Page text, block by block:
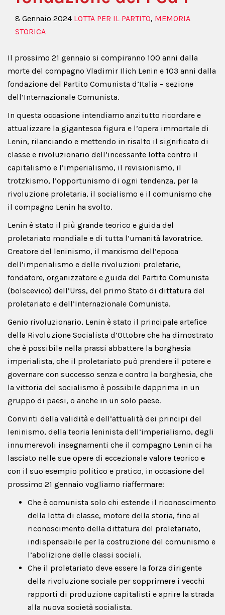
8 Gennaio 2024 LOTTA PER IL PARTITO, MEMORIA
STORICA
Il prossimo 21 gennaio si compiranno 100 anni dalla
morte del compagno Vladimir Ilich Lenin e 103 anni dalla
fondazione del Partito Comunista d’Italia – sezione
dell’Internazionale Comunista.
In questa occasione intendiamo anzitutto ricordare e
attualizzare la gigantesca figura e l’opera immortale di
Lenin, rilanciando e mettendo in risalto il significato di
classe e rivoluzionario dell’incessante lotta contro il
capitalismo e l’imperialismo, il revisionismo, il
trotzkismo, l’opportunismo di ogni tendenza, per la
rivoluzione proletaria, il socialismo e il comunismo che
il compagno Lenin ha svolto.
Lenin è stato il più grande teorico e guida del
proletariato mondiale e di tutta l’umanità lavoratrice.
Creatore del leninismo, il marxismo dell’epoca
dell’imperialismo e delle rivoluzioni proletarie,
fondatore, organizzatore e guida del Partito Comunista
(bolscevico) dell’Urss, del primo Stato di dittatura del
proletariato e dell’Internazionale Comunista.
Genio rivoluzionario, Lenin è stato il principale artefice
della Rivoluzione Socialista d’Ottobre che ha dimostrato
che è possibile nella prassi abbattere la borghesia
imperialista, che il proletariato può prendere il potere e
governare con successo senza e contro la borghesia, che
la vittoria del socialismo è possibile dapprima in un
gruppo di paesi, o anche in un solo paese.
Convinti della validità e dell’attualità dei principi del
leninismo, della teoria leninista dell’imperialismo, degli
innumerevoli insegnamenti che il compagno Lenin ci ha
lasciato nelle sue opere di eccezionale valore teorico e
con il suo esempio politico e pratico, in occasione del
prossimo 21 gennaio vogliamo riaffermare:
Che è comunista solo chi estende il riconoscimento
della lotta di classe, motore della storia, fino al
riconoscimento della dittatura del proletariato,
indispensabile per la costruzione del comunismo e
l’abolizione delle classi sociali.
Che il proletariato deve essere la forza dirigente
della rivoluzione sociale per sopprimere i vecchi
rapporti di produzione capitalisti e aprire la strada
alla nuova società socialista.